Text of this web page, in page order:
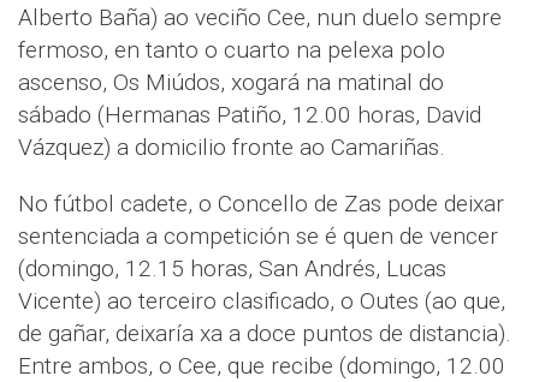
Alberto Baña) ao veciño Cee, nun duelo sempre
fermoso, en tanto o cuarto na pelexa polo
ascenso, Os Miúdos, xogará na matinal do
sábado (Hermanas Patiño, 12.00 horas, David
Vázquez) a domicilio fronte ao Camariñas.
No fútbol cadete, o Concello de Zas pode deixar
sentenciada a competición se é quen de vencer
(domingo, 12.15 horas, San Andrés, Lucas
Vicente) ao terceiro clasificado, o Outes (ao que,
de gañar, deixaría xa a doce puntos de distancia).
Entre ambos, o Cee, que recibe (domingo, 12.00